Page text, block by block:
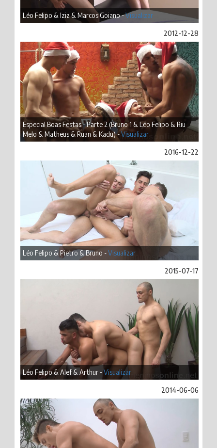
Léo Felipo & Iziz & Marcos Goiano -Visualizar
2012-12-28
Especial Boas Festas - Parte 2 (Bruno 1 & Léo Felipo & Riu
Melo & Matheus & Ruan & Kadu) -Visualizar
2016-12-22
Léo Felipo & Pietro & Bruno -Visualizar
2015-07-17
Léo Felipo & Alef & Arthur -Visualizar
2014-06-06